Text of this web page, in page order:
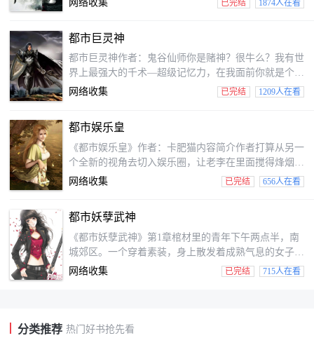
狠狠咬着牙，森然说道，这个陈凡，上课睡觉，反了他
了！看着秦雨娆那愤怒的神情，陈凡带着一丝茫然地向
四周看去，只见这里乃是一个陌生的课堂，此时，一众
学生正带着震惊之...
网络收集 已完结 1874人在看
都市巨灵神
都市巨灵神作者：鬼谷仙师你是赌神？很牛么？我有世
界上最强大的千术—超级记忆力，在我面前你就是个
渣。你是象人族第一高手？家伙事巨大到无人能比？我
又知道我是谁么？你女朋友很漂亮？别逗了，真不想打
击你，你知道什么是美女么？看看我身边这些女人吧！
你还会捡漏？用得着这么麻烦么？我就算是地上随便捡
块石头，都能卖上十...
网络收集 已完结 1209人在看
都市娱乐皇
《都市娱乐皇》作者：卡肥猫内容简介作者打算从另一
个全新的视角去切入娱乐圈，让老李在里面搅得烽烟四
起，鸡飞狗跳。华语娱乐文，让我们从心出发，打造娱
模特、警花、萝莉、御姐，虽然不是我们的菜，但是我
们爱！！君临娱乐，我们不但要打破规则，更要创造规
则！第一章网络水军“作业的负担真的很令人困扰，
亲，你有想减轻负担...
网络收集 已完结 656人在看
都市妖孽武神
《都市妖孽武神》第1章棺材里的青年下午两点半，南
城郊区。一个穿着素装，身上散发着成熟气息的女子蹲
在一座坟墓面前，正在烧着纸钱。当最后一叠纸钱烧掉
我现在已经站在了山巅，而你却长眠在了地下，你失约
网络收集 已完结 715人在看
分类推荐 热门好书抢先看